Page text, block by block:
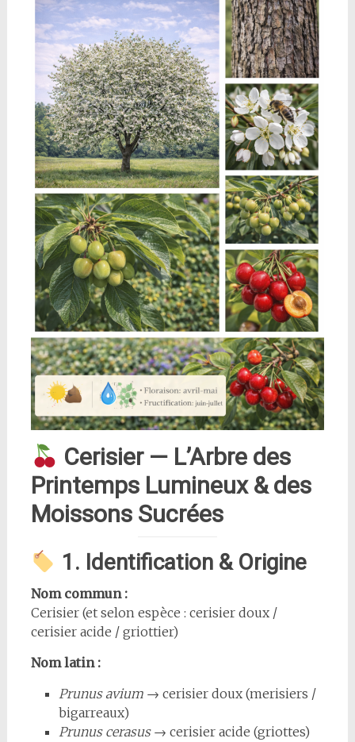
Cerisier — L’Arbre des
Printemps Lumineux & des
Moissons Sucrées
1. Identification & Origine
Nom commun :
Cerisier (et selon espèce : cerisier doux /
cerisier acide / griottier)
Nom latin :
Prunus avium→ cerisier doux (merisiers /
bigarreaux)
Prunus cerasus→ cerisier acide (griottes)